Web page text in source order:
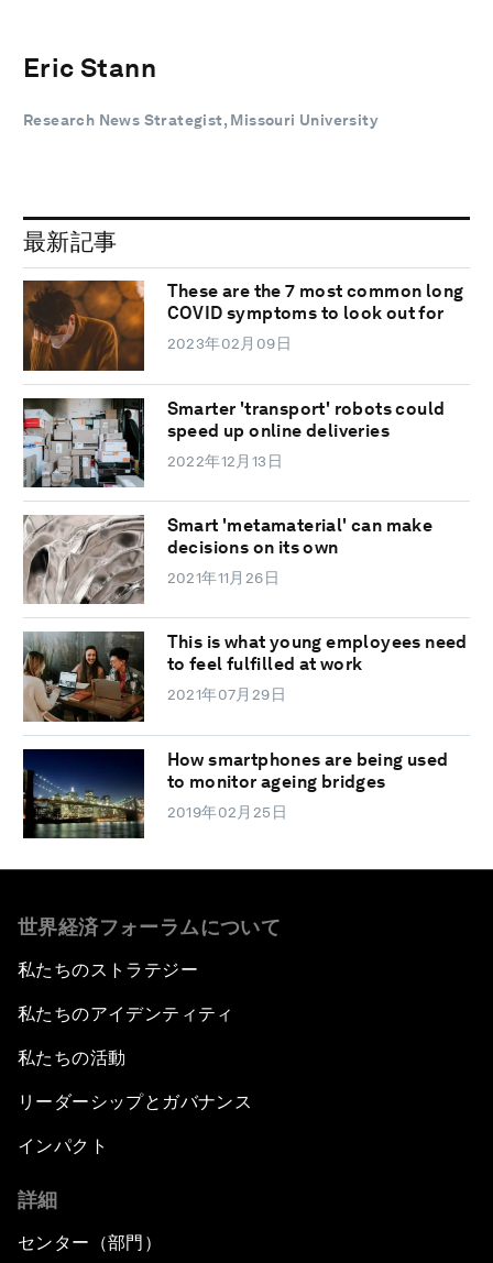
Eric Stann
Research News Strategist, Missouri University
最新記事
These are the 7 most common long
COVID symptoms to look out for
2023年02月09日
Smarter 'transport' robots could
speed up online deliveries
2022年12月13日
Smart 'metamaterial' can make
decisions on its own
2021年11月26日
This is what young employees need
to feel fulfilled at work
2021年07月29日
How smartphones are being used
to monitor ageing bridges
2019年02月25日
世界経済フォーラムについて
私たちのストラテジー
私たちのアイデンティティ
私たちの活動
リーダーシップとガバナンス
インパクト
詳細
センター（部門）